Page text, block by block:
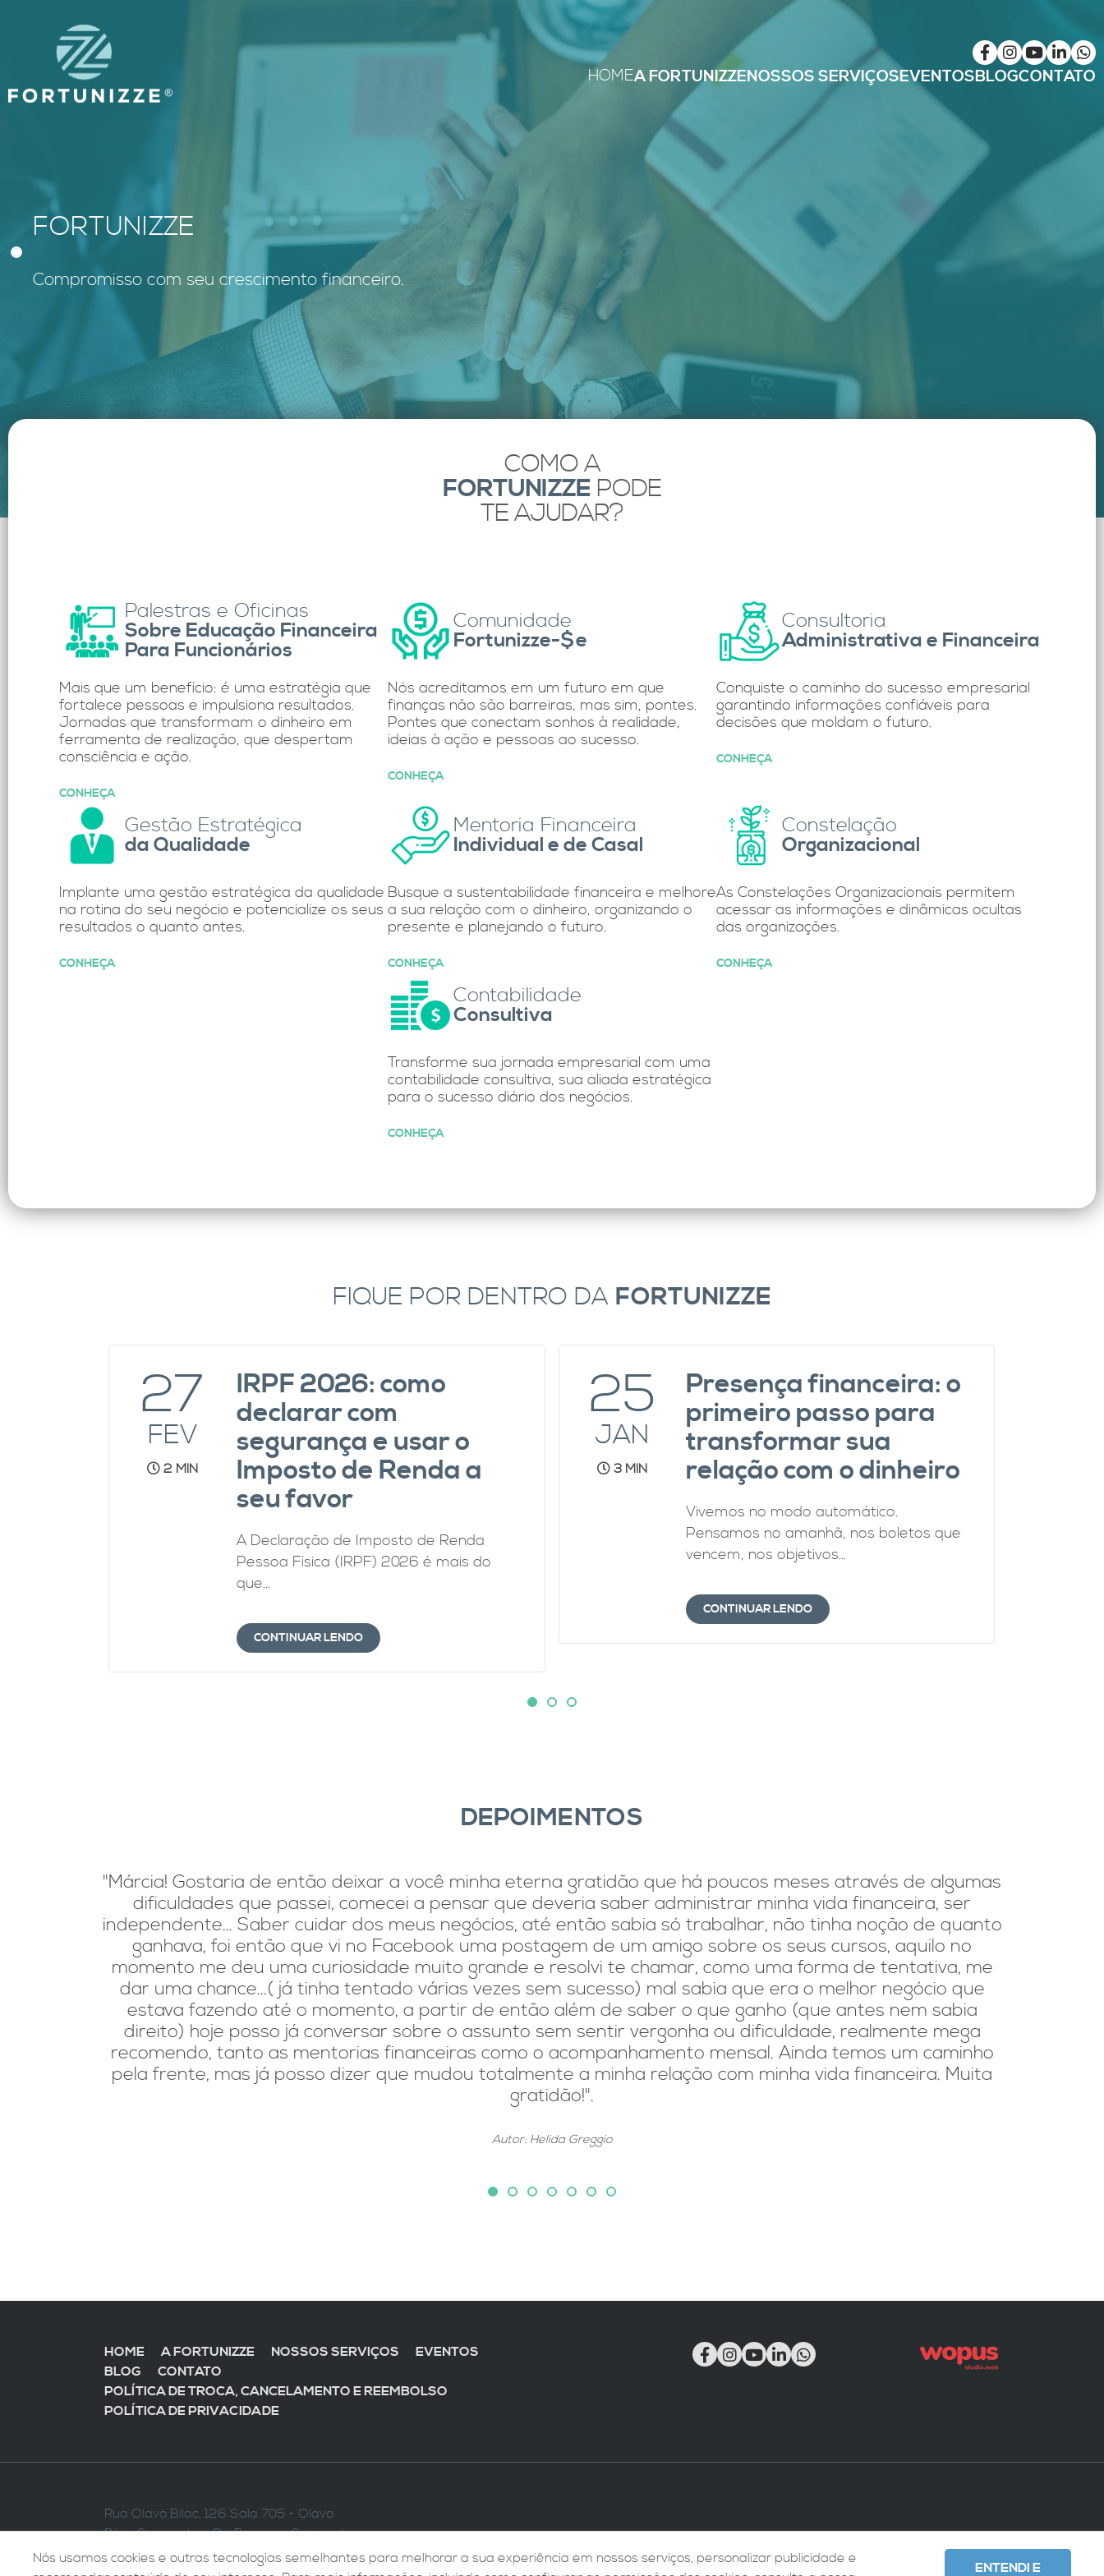
HOMEA FORTUNIZZENOSSOS SERVIÇOSEVENTOSBLOGCONTATO
FORTUNIZZE
Compromisso com seu crescimento financeiro.
COMO A
FORTUNIZZE PODE
TE AJUDAR?
Palestras e Oficinas
Sobre Educação Financeira
Para Funcionários
Mais que um benefício: é uma estratégia que
fortalece pessoas e impulsiona resultados.
Jornadas que transformam o dinheiro em
ferramenta de realização, que despertam
consciência e ação.
CONHEÇA
Comunidade
Fortunizze-$e
Nós acreditamos em um futuro em que
finanças não são barreiras, mas sim, pontes.
Pontes que conectam sonhos à realidade,
ideias à ação e pessoas ao sucesso.
CONHEÇA
Consultoria
Administrativa e Financeira
Conquiste o caminho do sucesso empresarial
garantindo informações confiáveis para
decisões que moldam o futuro.
CONHEÇA
Gestão Estratégica
da Qualidade
Implante uma gestão estratégica da qualidade
na rotina do seu negócio e potencialize os seus
resultados o quanto antes.
CONHEÇA
Mentoria Financeira
Individual e de Casal
Busque a sustentabilidade financeira e melhore
a sua relação com o dinheiro, organizando o
presente e planejando o futuro.
CONHEÇA
Constelação
Organizacional
As Constelações Organizacionais permitem
acessar as informações e dinâmicas ocultas
das organizações.
CONHEÇA
Contabilidade
Consultiva
Transforme sua jornada empresarial com uma
contabilidade consultiva, sua aliada estratégica
para o sucesso diário dos negócios.
CONHEÇA
FIQUE POR DENTRO DA FORTUNIZZE
27
FEV
2 MIN
IRPF 2026: como
declarar com
segurança e usar o
Imposto de Renda a
seu favor
A Declaração de Imposto de Renda
Pessoa Física (IRPF) 2026 é mais do
que...
CONTINUAR LENDO
25
JAN
3 MIN
Presença financeira: o
primeiro passo para
transformar sua
relação com o dinheiro
Vivemos no modo automático.
Pensamos no amanhã, nos boletos que
vencem, nos objetivos...
CONTINUAR LENDO
DEPOIMENTOS
"Márcia! Gostaria de então deixar a você minha eterna gratidão que há poucos meses através de algumas
dificuldades que passei, comecei a pensar que deveria saber administrar minha vida financeira, ser
independente... Saber cuidar dos meus negócios, até então sabia só trabalhar, não tinha noção de quanto
ganhava, foi então que vi no Facebook uma postagem de um amigo sobre os seus cursos, aquilo no
momento me deu uma curiosidade muito grande e resolvi te chamar, como uma forma de tentativa, me
dar uma chance...( já tinha tentado várias vezes sem sucesso) mal sabia que era o melhor negócio que
estava fazendo até o momento, a partir de então além de saber o que ganho (que antes nem sabia
direito) hoje posso já conversar sobre o assunto sem sentir vergonha ou dificuldade, realmente mega
recomendo, tanto as mentorias financeiras como o acompanhamento mensal. Ainda temos um caminho
pela frente, mas já posso dizer que mudou totalmente a minha relação com minha vida financeira. Muita
gratidão!".
Autor: Helida Greggio
HOME A FORTUNIZZE NOSSOS SERVIÇOS
EVENTOS
BLOG
CONTATO
POLÍTICA DE TROCA, CANCELAMENTO E REEMBOLSO
POLÍTICA DE PRIVACIDADE
Rua Olavo Bilac, 126 Sala 705 - Olavo
Bilac Corporate -Rio Branco - Caxias do
Sul-RS
CNPJ: 24.010.293/0001-56
Nós usamos cookies e outras tecnologias semelhantes para melhorar a sua experiência em nossos serviços, personalizar publicidade e
ENTENDI E